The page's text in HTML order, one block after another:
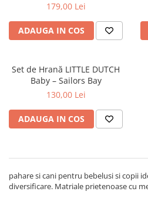
179,00 Lei
ADAUGA IN COS
Set de Hrană LITTLE DUTCH
Baby – Sailors Bay
130,00 Lei
ADAUGA IN COS
pahare si cani pentru bebelusi si copii
diversificare. Matriale prietenoase cu